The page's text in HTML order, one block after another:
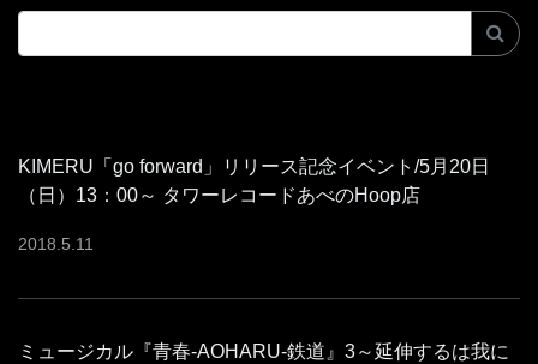
KIMERU「go forward」リリース記念イベント/5月20日
（日）13：00～ タワーレコードあべのHoop店
2018 5 11
ミュージカル『青春-AOHARU-鉄道』3～延伸するは我に